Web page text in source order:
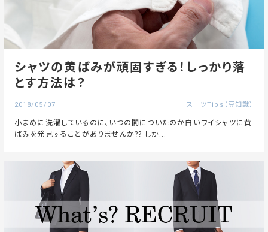
シャツの黄ばみが頑固すぎる！しっかり落
とす方法は？
2018/05/07 スーツTips（豆知識）
小まめに洗濯しているのに、いつの間についたのか白いワイシャツに黄
ばみを発見することがありませんか?? しか...